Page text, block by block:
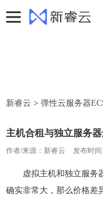
解决方案
产品
云计算
弹性云服务器ECS
镜像服务器
云存储
对象存储
云安全
定价
帮助文档
新闻动态
新睿云 > 弹性云服务器
主机合租与独立服务
作者/来源：新睿云 发布时间
虚拟主机和独立服务
确实非常大，那么价格差